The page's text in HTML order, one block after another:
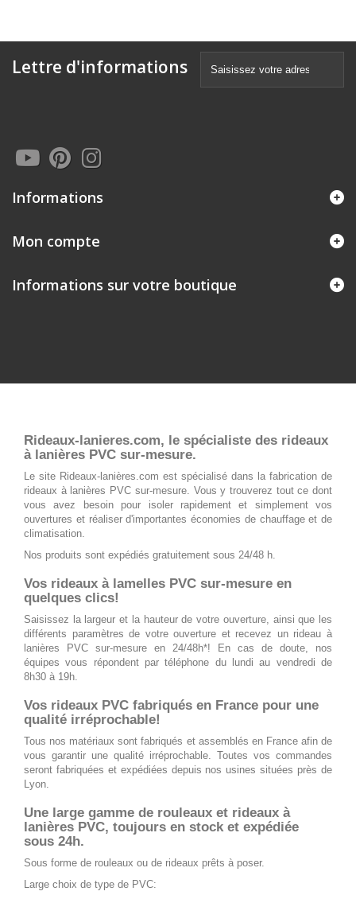
Lettre d'informations
Informations
Mon compte
Informations sur votre boutique
Rideaux-lanieres.com, le spécialiste des rideaux
à lanières PVC sur-mesure.
Le site Rideaux-lanières.com est spécialisé dans la fabrication de
rideaux à lanières PVC sur-mesure. Vous y trouverez tout ce dont
vous avez besoin pour isoler rapidement et simplement vos
ouvertures et réaliser d'importantes économies de chauffage et de
climatisation.
Nos produits sont expédiés gratuitement sous 24/48 h.
Vos rideaux à lamelles PVC sur-mesure en
quelques clics!
Saisissez la largeur et la hauteur de votre ouverture, ainsi que les
différents paramètres de votre ouverture et recevez un rideau à
lanières PVC sur-mesure en 24/48h*! En cas de doute, nos
équipes vous répondent par téléphone du lundi au vendredi de
8h30 à 19h.
Vos rideaux PVC fabriqués en France pour une
qualité irréprochable!
Tous nos matériaux sont fabriqués et assemblés en France afin de
vous garantir une qualité irréprochable. Toutes vos commandes
seront fabriquées et expédiées depuis nos usines situées près de
Lyon.
Une large gamme de rouleaux et rideaux à
lanières PVC, toujours en stock et expédiée
sous 24h.
Sous forme de rouleaux ou de rideaux prêts à poser.
Large choix de type de PVC: